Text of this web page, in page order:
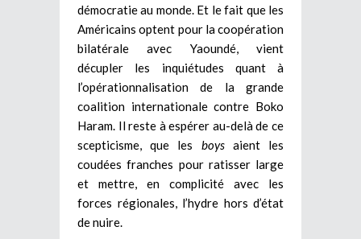
démocratie au monde. Et le fait que les
Américains optent pour la coopération
bilatérale avec Yaoundé, vient
décupler les inquiétudes quant à
l’opérationnalisation de la grande
coalition internationale contre Boko
Haram. Il reste à espérer au-delà de ce
scepticisme, que les boys aient les
coudées franches pour ratisser large
et mettre, en complicité avec les
forces régionales, l’hydre hors d’état
de nuire.